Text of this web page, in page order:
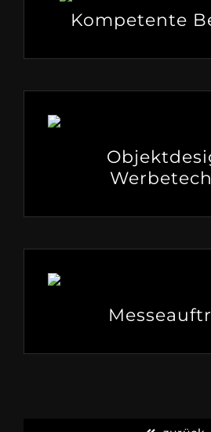
Kompetente